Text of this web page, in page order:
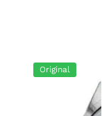
Original